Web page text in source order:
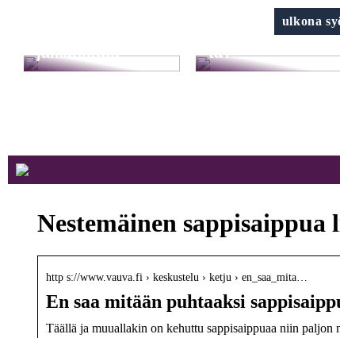
ulkona
jalkahoidot
Harkitsetko
kauneusleikkaus
ta?
Nestemäinen sappisaippua
http s://www.vauva.fi › keskustelu › ketju › en_saa_mita…
En saa mitään puhtaaksi
Täällä ja muuallakin on kehuttu sappisaippuaa niin